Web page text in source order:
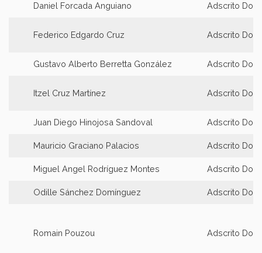
Daniel Forcada Anguiano Adscrito
Federico Edgardo Cruz Adscrito
Gustavo Alberto Berretta González Adscrito
Itzel Cruz Martínez Adscrito
Juan Diego Hinojosa Sandoval Adscrito
Mauricio Graciano Palacios Adscrito
Miguel Angel Rodríguez Montes Adscrito
Odille Sánchez Domínguez Adscrito
Romain Pouzou Adscrito